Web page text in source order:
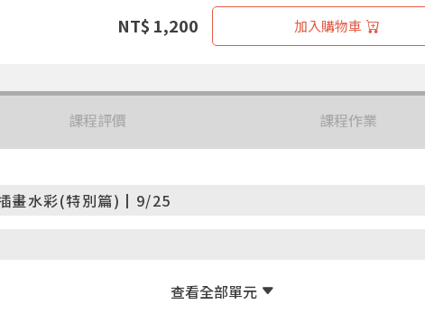
NT$ 1,200 加入購物車
課程評價 課程作業
畫水彩(特別篇)┃9/25